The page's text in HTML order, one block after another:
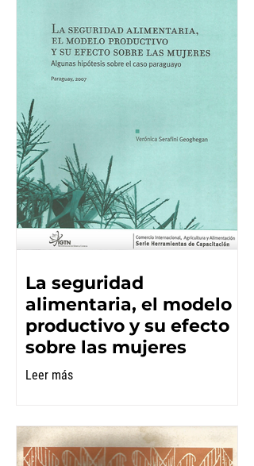
La seguridad
alimentaria, el modelo
productivo y su efecto
sobre las mujeres
Leer más